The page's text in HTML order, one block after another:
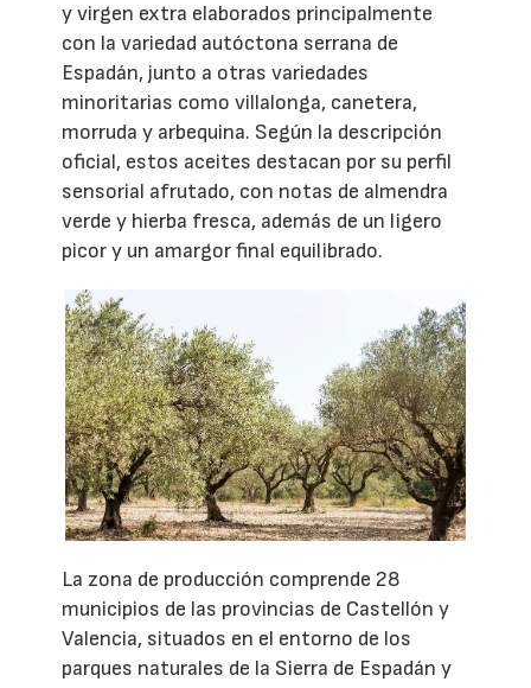
y virgen extra elaborados principalmente
con la variedad autóctona serrana de
Espadán, junto a otras variedades
minoritarias como villalonga, canetera,
morruda y arbequina. Según la descripción
oficial, estos aceites destacan por su perfil
sensorial afrutado, con notas de almendra
verde y hierba fresca, además de un ligero
picor y un amargor final equilibrado.
La zona de producción comprende 28
municipios de las provincias de Castellón y
Valencia, situados en el entorno de los
parques naturales de la Sierra de Espadán y